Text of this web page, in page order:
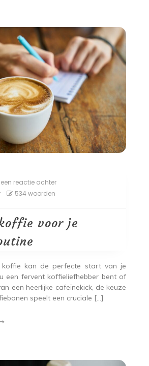
reactie achterop
voor
je
534 woorden
voor je
koffie kan de perfecte start van je
een fervent koffieliefhebber bent of
een heerlijke cafeïnekick, de keuze
speelt een cruciale […]